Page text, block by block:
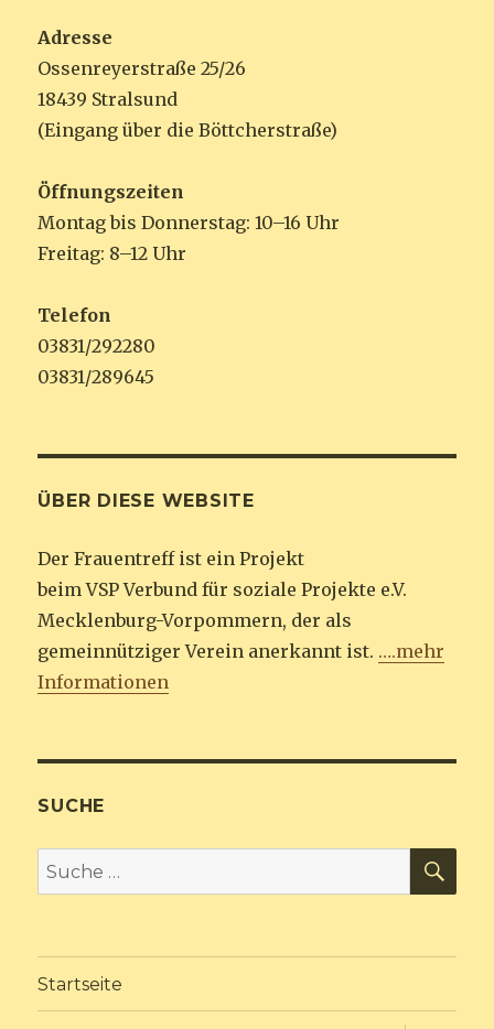
Adresse
Ossenreyerstraße 25/26
18439 Stralsund
(Eingang über die Böttcherstraße)
Öffnungszeiten
Montag bis Donnerstag: 10–16 Uhr
Freitag: 8–12 Uhr
Telefon
03831/292280
03831/289645
ÜBER DIESE WEBSITE
Der Frauentreff ist ein Projekt
beim VSP Verbund für soziale Projekte e.V.
Mecklenburg-Vorpommern, der als
gemeinnütziger Verein anerkannt ist. ….mehr
Informationen
SUCHE
Suche
nach:
Startseite